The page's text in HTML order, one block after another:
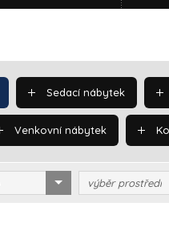
Sedací nábytek
Venkovní nábytek
výběr prostředí